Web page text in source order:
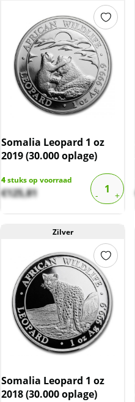
Somalia Leopard 1 oz
2019 (30.000 oplage)
4stuks op voorraad
€125,81
Zilver
Somalia Leopard 1 oz
2018 (30.000 oplage)